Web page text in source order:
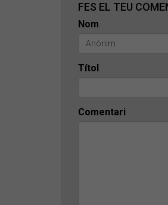
FES EL TEU
Nom
Títol
Comentari